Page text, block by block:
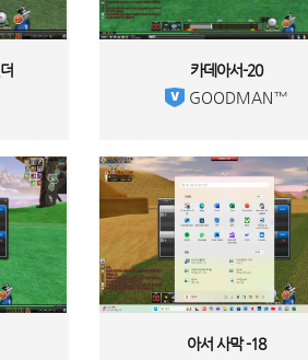
카데아서-20
GOODMAN™
아서 사막 -18